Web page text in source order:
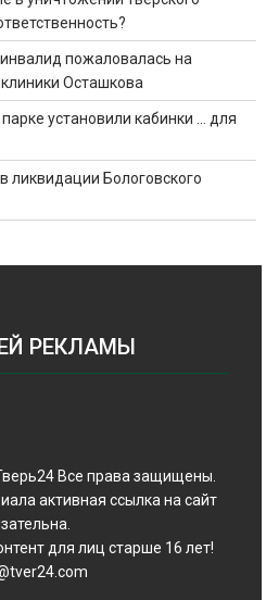
пожаловалась на
Осташкова
установили кабинки … для
ликвидации Бологовского
РЕКЛАМЫ
Все права защищены.
активная ссылка на сайт
для лиц старше 16 лет!